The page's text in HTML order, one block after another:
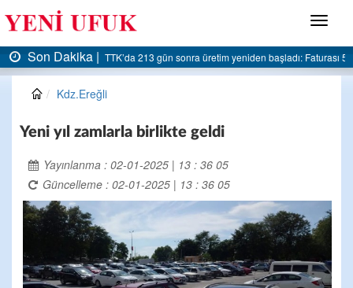
Menü
213 gün sonra üretim yeniden başladı: Faturası 5 milyar liraya dayandı
Son Dakika |AK
Kdz.Ereğli
Yeni yıl zamlarla birlikte geldi
Yayınlanma : 02-01-2025 | 13 : 36 05
Güncelleme : 02-01-2025 | 13 : 36 05